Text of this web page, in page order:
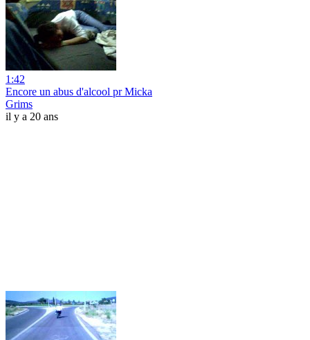
1:42
Encore un abus d'alcool pr Micka
Grims
il y a 20 ans